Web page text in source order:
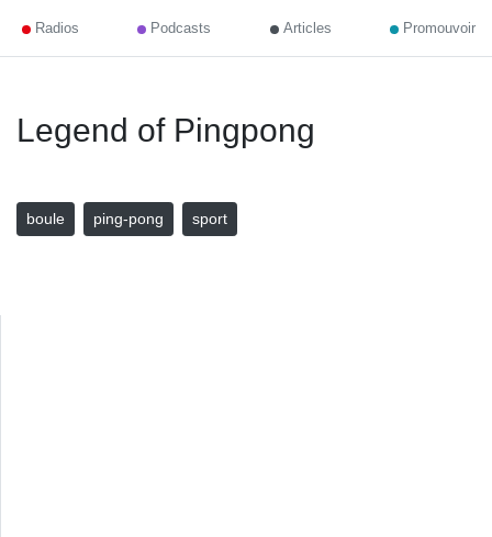
Radios Podcasts Articles Promouvoir
Legend of Pingpong
boule ping-pong sport